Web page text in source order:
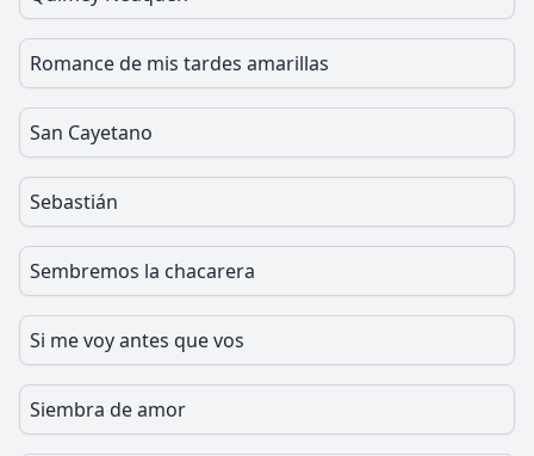
Romance de mis tardes amarillas
San Cayetano
Sebastián
Sembremos la chacarera
Si me voy antes que vos
Siembra de amor